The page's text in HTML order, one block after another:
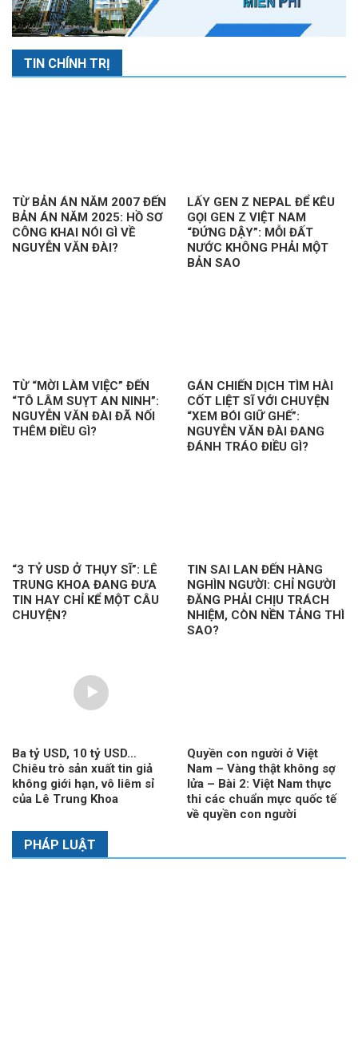
TIN CHÍNH TRỊ
TỪ BẢN ÁN NĂM 2007 ĐẾN
BẢN ÁN NĂM 2025: HỒ SƠ
CÔNG KHAI NÓI GÌ VỀ
NGUYỄN VĂN ĐÀI?
LẤY GEN Z NEPAL ĐỂ KÊU
GỌI GEN Z VIỆT NAM
“ĐỨNG DẬY”: MỖI ĐẤT
NƯỚC KHÔNG PHẢI MỘT
BẢN SAO
TỪ “MỜI LÀM VIỆC” ĐẾN
“TÔ LÂM SUỴT AN NINH”:
NGUYỄN VĂN ĐÀI ĐÃ NỐI
THÊM ĐIỀU GÌ?
GÁN CHIẾN DỊCH TÌM HÀI
CỐT LIỆT SĨ VỚI CHUYỆN
“XEM BÓI GIỮ GHẾ”:
NGUYỄN VĂN ĐÀI ĐANG
ĐÁNH TRÁO ĐIỀU GÌ?
“3 TỶ USD Ở THỤY SĨ”: LÊ
TRUNG KHOA ĐANG ĐƯA
TIN HAY CHỈ KỂ MỘT CÂU
CHUYỆN?
TIN SAI LAN ĐẾN HÀNG
NGHÌN NGƯỜI: CHỈ NGƯỜI
ĐĂNG PHẢI CHỊU TRÁCH
NHIỆM, CÒN NỀN TẢNG THÌ
SAO?
Ba tỷ USD, 10 tỷ USD…
Chiêu trò sản xuất tin giả
không giới hạn, vô liêm sỉ
của Lê Trung Khoa
Quyền con người ở Việt
Nam – Vàng thật không sợ
lửa – Bài 2: Việt Nam thực
thi các chuẩn mực quốc tế
về quyền con người
PHÁP LUẬT